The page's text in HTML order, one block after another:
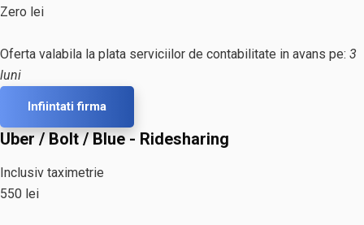
Zero lei
Oferta valabila la plata serviciilor de contabilitate in avans pe: 3
luni
Infiintati firma
Uber / Bolt / Blue - Ridesharing
Inclusiv taximetrie
550 lei